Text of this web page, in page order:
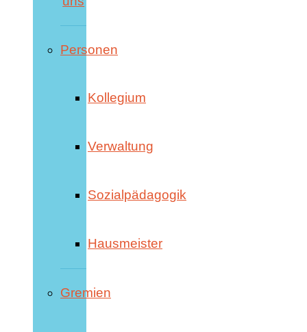
Personen
Kollegium
Verwaltung
Sozialpädagogik
Hausmeister
Gremien